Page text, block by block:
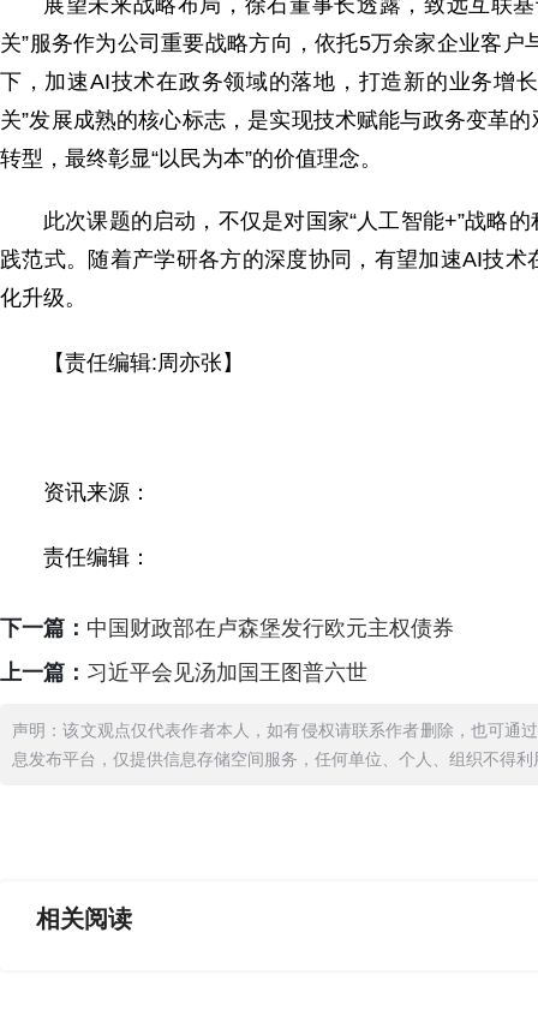
展望未来战略布局，徐石董事长透露，致远互联
关”服务作为公司重要战略方向，依托5万余家企业客
下，加速AI技术在政务领域的落地，打造新的业务增
关”发展成熟的核心标志，是实现技术赋能与政务变革
转型，最终彰显“以民为本”的价值理念。
此次课题的启动，不仅是对国家“人工智能+”战略
践范式。随着产学研各方的深度协同，有望加速AI技
化升级。
【责任编辑:周亦张】
资讯来源：
责任编辑：
下一篇： 中国财政部在卢森堡发行欧元主权债券
上一篇： 习近平会见汤加国王图普六世
声明：该文观点仅代表作者本人，如有侵权请联系作者删除，也可通
息发布平台，仅提供信息存储空间服务，任何单位、个人、组织不得
相关阅读